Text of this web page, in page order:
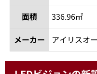
面積
336.96㎡
メーカー
アイリスオ